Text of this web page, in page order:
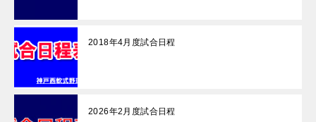
2018年4月度試合日程
2026年2月度試合日程